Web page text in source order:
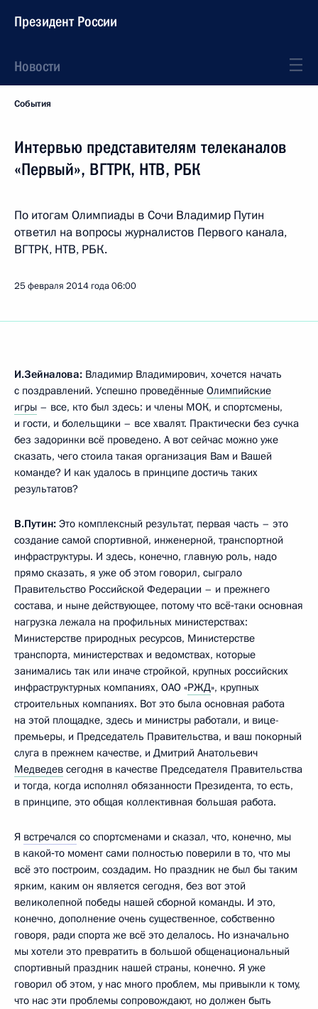
Президент России
Новости
События
Интервью представителям телеканалов
«Первый», ВГТРК, НТВ, РБК
По итогам Олимпиады в Сочи Владимир Путин
ответил на вопросы журналистов Первого канала,
ВГТРК, НТВ, РБК.
25 февраля 2014 года06:00
И.Зейналова: Владимир Владимирович, хочется начать
с поздравлений. Успешно проведённые Олимпийские
игры – все, кто был здесь: и члены МОК, и спортсмены,
и гости, и болельщики – все хвалят. Практически без сучка
без задоринки всё проведено. А вот сейчас можно уже
сказать, чего стоила такая организация Вам и Вашей
команде? И как удалось в принципе достичь таких
результатов?
В.Путин: Это комплексный результат, первая часть – это
создание самой спортивной, инженерной, транспортной
инфраструктуры. И здесь, конечно, главную роль, надо
прямо сказать, я уже об этом говорил, сыграло
Правительство Российской Федерации – и прежнего
состава, и ныне действующее, потому что всё‑таки основная
нагрузка лежала на профильных министерствах:
Министерстве природных ресурсов, Министерстве
транспорта, министерствах и ведомствах, которые
занимались так или иначе стройкой, крупных российских
инфраструктурных компаниях, ОАО «РЖД», крупных
строительных компаниях. Вот это была основная работа
на этой площадке, здесь и министры работали, и вице-
премьеры, и Председатель Правительства, и ваш покорный
слуга в прежнем качестве, и Дмитрий Анатольевич
Медведев сегодня в качестве Председателя Правительства
и тогда, когда исполнял обязанности Президента, то есть,
в принципе, это общая коллективная большая работа.
Я встречался со спортсменами и сказал, что, конечно, мы
в какой‑то момент сами полностью поверили в то, что мы
всё это построим, создадим. Но праздник не был бы таким
ярким, каким он является сегодня, без вот этой
великолепной победы нашей сборной команды. И это,
конечно, дополнение очень существенное, собственно
говоря, ради спорта же всё это делалось. Но изначально
мы хотели это превратить в большой общенациональный
спортивный праздник нашей страны, конечно. Я уже
говорил об этом, у нас много проблем, мы привыкли к тому,
что нас эти проблемы сопровождают, но должен быть